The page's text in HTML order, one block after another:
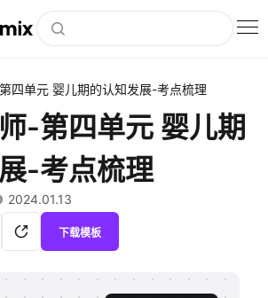
四单元 婴儿期的认知发展-考点梳理
-第四单元 婴儿期
-考点梳理
2024.01.13
下载模板